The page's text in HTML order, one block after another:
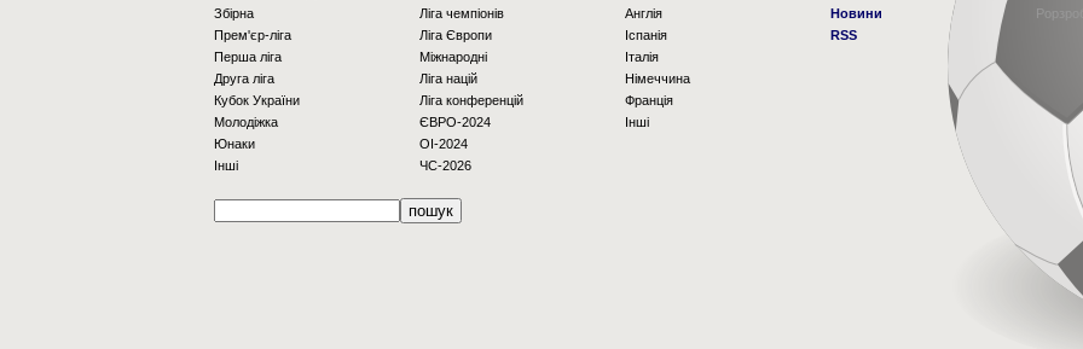
Збірна
Прем'єр-ліга
Перша ліга
Друга ліга
Кубок України
Молодіжка
Юнаки
Інші
Ліга чемпіонів
Ліга Європи
Міжнародні
Ліга націй
Ліга конференцій
ЄВРО-2024
OI-2024
ЧС-2026
Англія
Іспанія
Італія
Німеччина
Франція
Інші
Новини
RSS